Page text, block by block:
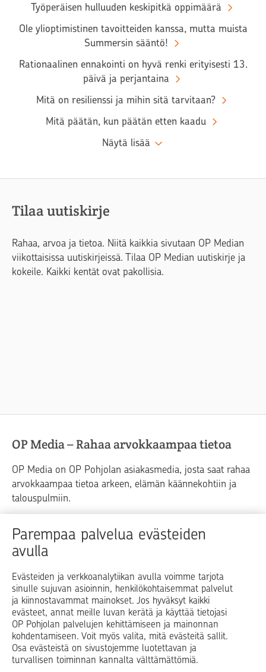
Parempaa palvelua evästeiden
avulla
Evästeiden ja verkkoanalytiikan avulla voimme tarjota
sinulle sujuvan asioinnin, henkilökohtaisemmat palvelut
ja kiinnostavammat mainokset. Jos hyväksyt kaikki
evästeet, annat meille luvan kerätä ja käyttää tietojasi
OP Pohjolan palvelujen kehittämiseen ja mainonnan
kohdentamiseen. Voit myös valita, mitä evästeitä sallit.
Osa evästeistä on sivustojemme luotettavan ja
turvallisen toiminnan kannalta välttämättömiä.
Työperäisen hulluuden keskipitkä oppimäärä
Ole ylioptimistinen tavoitteiden kanssa, mutta muista
Summersin sääntö!
Rationaalinen ennakointi on hyvä renki erityisesti 13.
päivä ja perjantaina
Mitä on resilienssi ja mihin sitä tarvitaan?
Mitä päätän, kun päätän etten kaadu
Näytä lisää
Tilaa uutiskirje
Rahaa, arvoa ja tietoa. Niitä kaikkia sivutaan OP Median
viikottaisissa uutiskirjeissä. Tilaa OP Median uutiskirje ja
kokeile. Kaikki kentät ovat pakollisia.
OP Media – Rahaa arvokkaampaa tietoa
OP Media on OP Pohjolan asiakasmedia, josta saat rahaa
arvokkaampaa tietoa arkeen, elämän käännekohtiin ja
talouspulmiin.
Raha Elämä
Yrityselämä
Blogit ja puheenvuorot
Op.fi OP Koti Pohjola Vahinkoapu
Facebook
X LinkedInInstagram